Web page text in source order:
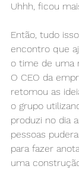
Uhhh, ficou
Então, tudo
encontro que
o time de uma
O CEO da
retomou as
o grupo
produzi no dia
pessoas
para fazer
uma